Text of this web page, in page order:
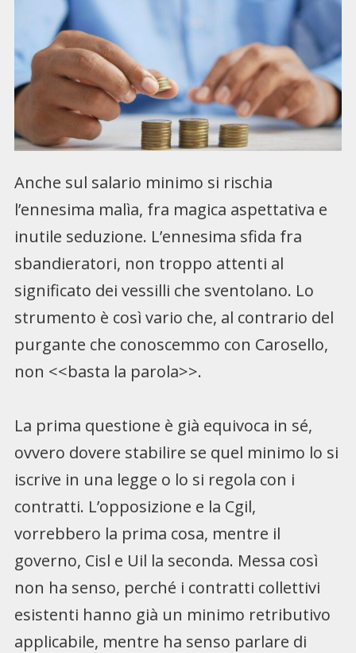
Anche sul salario minimo si rischia
l’ennesima malìa, fra magica aspettativa e
inutile seduzione. L’ennesima sfida fra
sbandieratori, non troppo attenti al
significato dei vessilli che sventolano. Lo
strumento è così vario che, al contrario del
purgante che conoscemmo con Carosello,
non <<basta la parola>>.
La prima questione è già equivoca in sé,
ovvero dovere stabilire se quel minimo lo si
iscrive in una legge o lo si regola con i
contratti. L’opposizione e la Cgil,
vorrebbero la prima cosa, mentre il
governo, Cisl e Uil la seconda. Messa così
non ha senso, perché i contratti collettivi
esistenti hanno già un minimo retributivo
applicabile, mentre ha senso parlare di